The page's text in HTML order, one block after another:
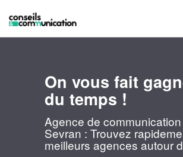
On vous fait
du temps !
Agence de
Sevran : Trouvez
meilleurs agences autour